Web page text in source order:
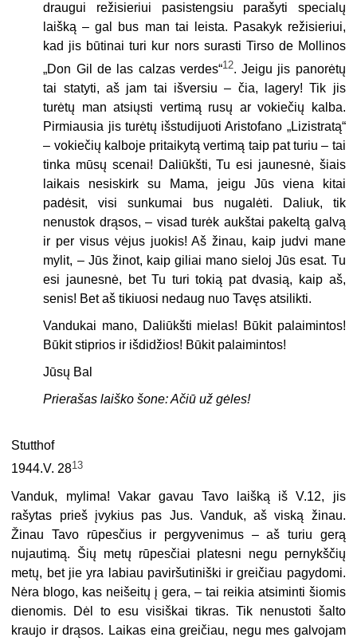
draugui režisieriui pasistengsiu parašyti specialų
laišką – gal bus man tai leista. Pasakyk režisieriui,
kad jis būtinai turi kur nors surasti Tirso de Mollinos
„Don Gil de las calzas verdes“12. Jeigu jis panorėtų
tai statyti, aš jam tai išversiu – čia, lagery! Tik jis
turėtų man atsiųsti vertimą rusų ar vokiečių kalba.
Pirmiausia jis turėtų išstudijuoti Aristofano „Lizistratą“
– vokiečių kalboje pritaikytą vertimą taip pat turiu – tai
tinka mūsų scenai! Daliūkšti, Tu esi jaunesnė, šiais
laikais nesiskirk su Mama, jeigu Jūs viena kitai
padėsit, visi sunkumai bus nugalėti. Daliuk, tik
nenustok drąsos, – visad turėk aukštai pakeltą galvą
ir per visus vėjus juokis! Aš žinau, kaip judvi mane
mylit, – Jūs žinot, kaip giliai mano sieloj Jūs esat. Tu
esi jaunesnė, bet Tu turi tokią pat dvasią, kaip aš,
senis! Bet aš tikiuosi nedaug nuo Tavęs atsilikti.
Vandukai mano, Daliūkšti mielas! Būkit palaimintos!
Būkit stiprios ir išdidžios! Būkit palaimintos!
Jūsų Bal
Prierašas laiško šone: Ačiū už gėles!
Stutthof
1944.V. 2813
Vanduk, mylima! Vakar gavau Tavo laišką iš V.12, jis
rašytas prieš įvykius pas Jus. Vanduk, aš viską žinau.
Žinau Tavo rūpesčius ir pergyvenimus – aš turiu gerą
nujautimą. Šių metų rūpesčiai platesni negu pernykščių
metų, bet jie yra labiau paviršutiniški ir greičiau pagydomi.
Nėra blogo, kas neišeitų į gera, – tai reikia atsiminti šiomis
dienomis. Dėl to esu visiškai tikras. Tik nenustoti šalto
kraujo ir drąsos. Laikas eina greičiau, negu mes galvojam